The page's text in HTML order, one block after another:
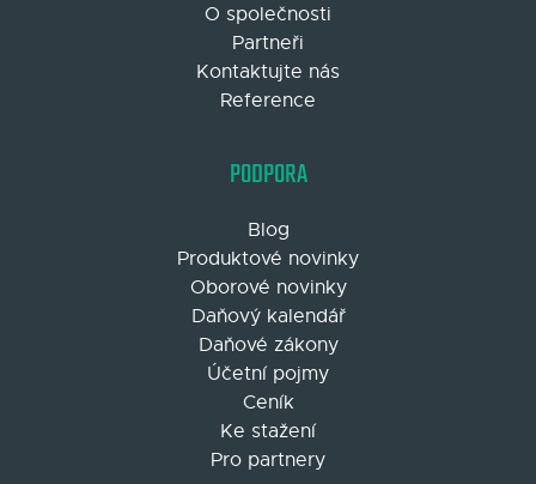
O společnosti
Partneři
Kontaktujte nás
Reference
PODPORA
Blog
Produktové novinky
Oborové novinky
Daňový kalendář
Daňové zákony
Účetní pojmy
Ceník
Ke stažení
Pro partnery